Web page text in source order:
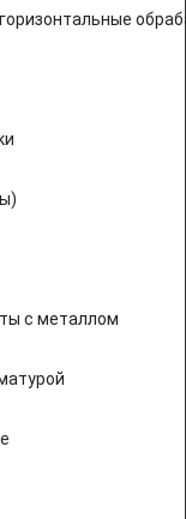
с металлом